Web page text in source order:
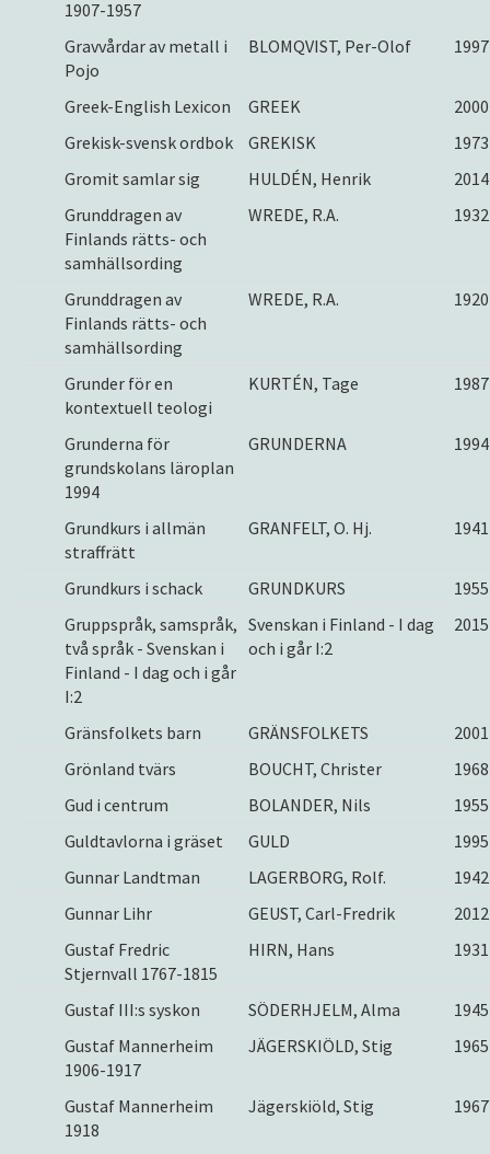
1907-1957
Gravvårdar av metall i
Pojo
BLOMQVIST, Per-Olof 1997
Greek-English Lexicon GREEK
2000
Grekisk-svensk ordbok
GREKISK
1973
Gromit samlar sig
HULDÉN, Henrik
2014
Grunddragen av
Finlands rätts- och
samhällsording
WREDE, R.A. 1932
Grunddragen av
Finlands rätts- och
samhällsording
WREDE, R.A. 1920
Grunder för en
kontextuell teologi
KURTÉN, Tage 1987
Grunderna för
grundskolans läroplan
1994
GRUNDERNA 1994
Grundkurs i allmän
straffrätt
GRANFELT, O. Hj. 1941
Grundkurs i schack GRUNDKURS
1955
Gruppspråk, samspråk,
två språk - Svenskan i
Finland - I dag och i går
I:2
Svenskan i Finland - I dag
och i går I:2
2015
Gränsfolkets barn GRÄNSFOLKETS
2001
Grönland tvärs
BOUCHT, Christer
1968
Gud i centrum
BOLANDER, Nils
1955
Guldtavlorna i gräset
GULD
1995
Gunnar Landtman
LAGERBORG, Rolf.
1942
Gunnar Lihr
GEUST, Carl-Fredrik
2012
Gustaf Fredric
Stjernvall 1767-1815
HIRN, Hans 1931
Gustaf III:s syskon SÖDERHJELM, Alma
1945
Gustaf Mannerheim
1906-1917
JÄGERSKIÖLD, Stig 1965
Gustaf Mannerheim
1918
Jägerskiöld, Stig 1967